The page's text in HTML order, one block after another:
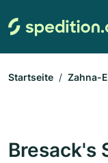
Startseite Zahna-
Bresack's